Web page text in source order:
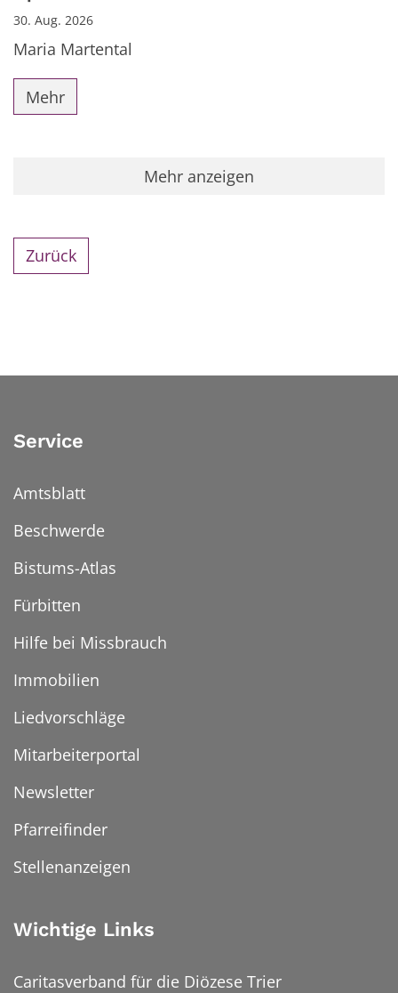
30. Aug. 2026
Maria Martental
Mehr
Mehr anzeigen
Zurück
Service
Amtsblatt
Beschwerde
Bistums-Atlas
Fürbitten
Hilfe bei Missbrauch
Immobilien
Liedvorschläge
Mitarbeiterportal
Newsletter
Pfarreifinder
Stellenanzeigen
Wichtige Links
Caritasverband für die Diözese Trier